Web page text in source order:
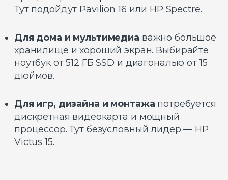
Тут подойдут Pavilion 16 или HP Spectre.
Для дома и мультимедиа важно большое
хранилище и хороший экран. Выбирайте
ноутбук от 512 ГБ SSD и диагональю от 15
дюймов.
Для игр, дизайна и монтажа потребуется
дискретная видеокарта и мощный
процессор. Тут безусловный лидер — HP
Victus 15.